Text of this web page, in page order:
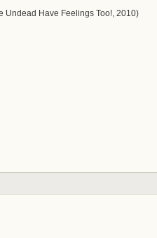
Undead Have Feelings Too!, 2010)